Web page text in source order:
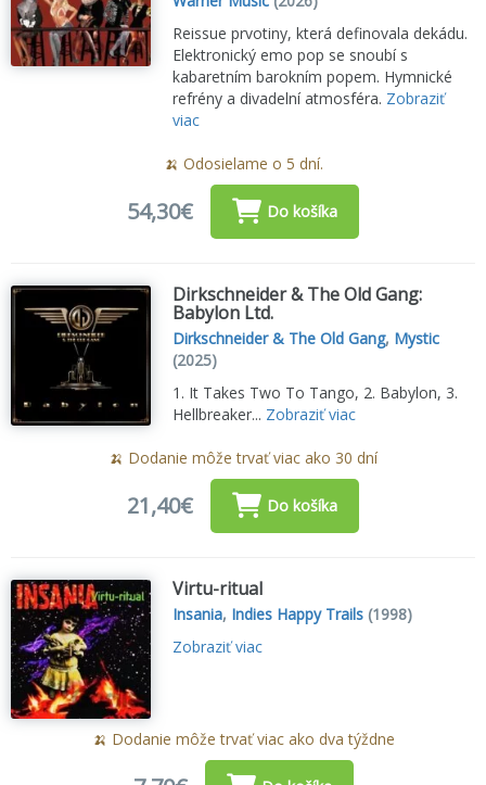
Reissue prvotiny, která definovala dekádu.
Elektronický emo pop se snoubí s
kabaretním barokním popem. Hymnické
refrény a divadelní atmosféra. Zobraziť
viac
🍌 Odosielame o 5 dní.
54,30€ Do košíka
Dirkschneider & The Old Gang:
Babylon Ltd.
Dirkschneider & The Old Gang, Mystic
(2025)
1. It Takes Two To Tango, 2. Babylon, 3.
Hellbreaker... Zobraziť viac
🍌 Dodanie môže trvať viac ako 30 dní
21,40€ Do košíka
Virtu-ritual
Insania, Indies Happy Trails (1998)
Zobraziť viac
🍌 Dodanie môže trvať viac ako dva týždne